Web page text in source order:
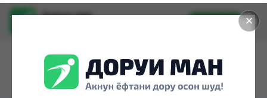
✕
Доруи ман
Установить